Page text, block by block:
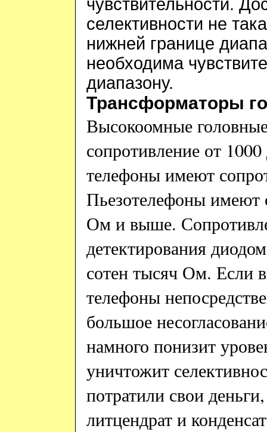
чувствительности.
селективности не
нижней границе
необходима
диапазону.
Трансформаторы
Высокоомные
сопротивление от
телефоны имеют
Пьезотелефоны имеют
Ом и выше.
детектирования
сотен тысяч Ом. Если
телефоны
большое
намного понизит
уничтожит
потратили свои
литцендрат и